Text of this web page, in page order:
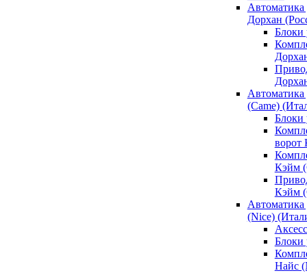
Дорхан
Блоки
(Came)
Блоки
ворот
Кэйм
Кэйм
(Nice)
Блоки
Найс